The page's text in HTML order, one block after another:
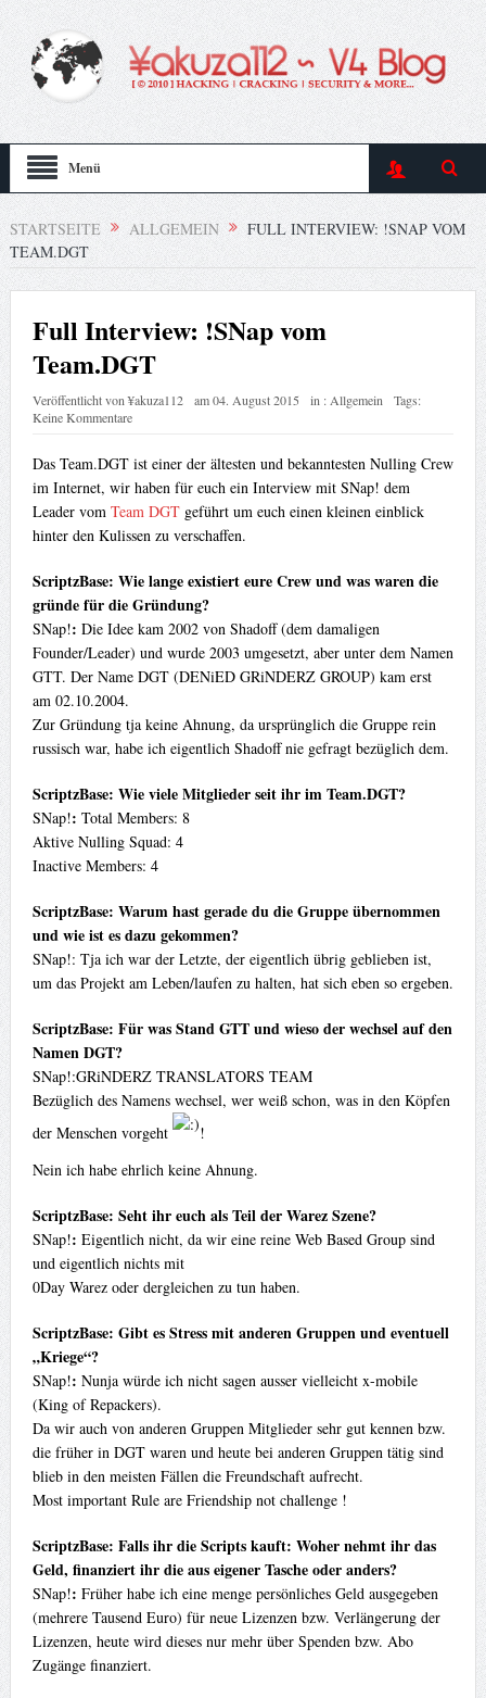
Menü
STARTSEITE ALLGEMEIN
FULL INTERVIEW: !SNAP VOM
TEAM.DGT
Full Interview: !SNap vom
Team.DGT
Veröffentlicht von¥akuza112 am04. August 2015 in : Allgemein
Tags:
Keine Kommentare
Das Team.DGT ist einer der ältesten und bekanntesten Nulling Crew
im Internet, wir haben für euch ein Interview mit SNap! dem
Leader vom Team DGTgeführt um euch einen kleinen einblick
hinter den Kulissen zu verschaffen.
ScriptzBase: Wie lange existiert eure Crew und was waren die
gründe für die Gründung?
SNap!: Die Idee kam 2002 von Shadoff (dem damaligen
Founder/Leader) und wurde 2003 umgesetzt, aber unter dem Namen
GTT. Der Name DGT (DENiED GRiNDERZ GROUP) kam erst
am 02.10.2004.
Zur Gründung tja keine Ahnung, da ursprünglich die Gruppe rein
russisch war, habe ich eigentlich Shadoff nie gefragt bezüglich dem.
ScriptzBase: Wie viele Mitglieder seit ihr im Team.DGT?
SNap!: Total Members: 8
Aktive Nulling Squad: 4
Inactive Members: 4
ScriptzBase: Warum hast gerade du die Gruppe übernommen
und wie ist es dazu gekommen?
SNap!: Tja ich war der Letzte, der eigentlich übrig geblieben ist,
um das Projekt am Leben/laufen zu halten, hat sich eben so ergeben.
ScriptzBase: Für was Stand GTT und wieso der wechsel auf den
Namen DGT?
SNap!:GRiNDERZ TRANSLATORS TEAM
Bezüglich des Namens wechsel, wer weiß schon, was in den Köpfen
der Menschen vorgeht
!
Nein ich habe ehrlich keine Ahnung.
ScriptzBase: Seht ihr euch als Teil der Warez Szene?
SNap!: Eigentlich nicht, da wir eine reine Web Based Group sind
und eigentlich nichts mit
0Day Warez oder dergleichen zu tun haben.
ScriptzBase: Gibt es Stress mit anderen Gruppen und eventuell
„Kriege“?
SNap!: Nunja würde ich nicht sagen ausser vielleicht x-mobile
(King of Repackers).
Da wir auch von anderen Gruppen Mitglieder sehr gut kennen bzw.
die früher in DGT waren und heute bei anderen Gruppen tätig sind
blieb in den meisten Fällen die Freundschaft aufrecht.
Most important Rule are Friendship not challenge !
ScriptzBase: Falls ihr die Scripts kauft: Woher nehmt ihr das
Geld, finanziert ihr die aus eigener Tasche oder anders?
SNap!: Früher habe ich eine menge persönliches Geld ausgegeben
(mehrere Tausend Euro) für neue Lizenzen bzw. Verlängerung der
Lizenzen, heute wird dieses nur mehr über Spenden bzw. Abo
Zugänge finanziert.